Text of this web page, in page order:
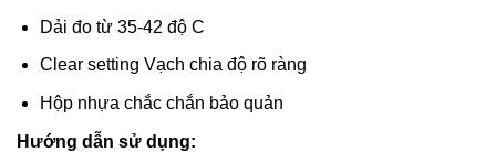
Dải đo từ 35-42 độ C
Clear setting Vạch chia độ rõ ràng
Hộp nhựa chắc chắn bảo quản
Hướng dẫn sử dụng: